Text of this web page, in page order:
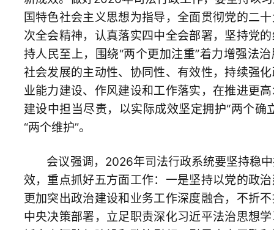
“两个维护”。
会议强调，2026年司法行政系统要坚持稳中推进、提质增
效，重点抓好五方面工作：一是坚持以党的政治建设为统领，
更加突出政治建设和业务工作深度融合，不折不扣贯彻落实党
中央决策部署，立足职责深化习近平法治思想学习宣传贯彻，
抓实走深队伍建设和政治引领，引导广大干警和法律服务工作
者坚定走中国特色社会主义法治道路。二是落实法治与改革、
发展、稳定相协同，更加突出提升服务保障大局的主动性和高
质效，加强重点领域、新兴领域、涉外领域法律法规制度供
解行政争议作用。抓好涉外法治相关任务落实，加快培育国际
一流仲裁机构、律师事务所，建设高水平国际商事调解组织，
坚定维护国家安全和发展利益。三是落实保障和促进社会公平
正义，更加突出服务群众法治需求的均衡性和精准度，加力提
高律师、公证、仲裁、法律援助、司法鉴定等法律服务质效，